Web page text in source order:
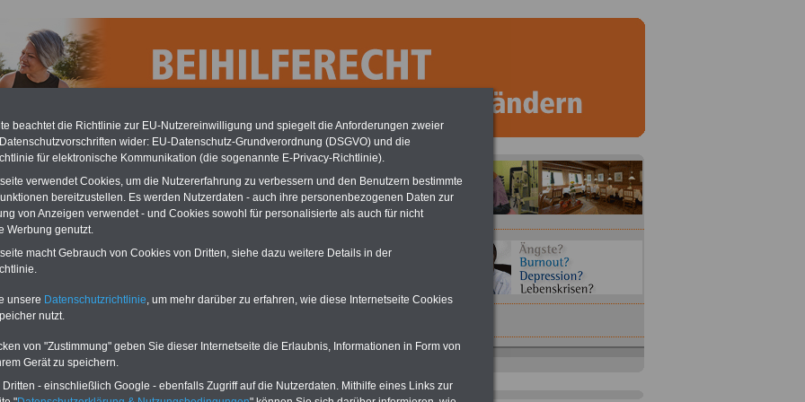
- cts Sankt Rochus Kliniken
Kliniken
Schönborn
53 / 82 - 4005
rochus-kliniken.de
beachtet die Richtlinie zur EU-Nutzereinwilligung und spiegelt die Anforderungen zweier
wider: EU-Datenschutz-Grundverordnung (DSGVO) und die
für elektronische Kommunikation (die sogenannte E-Privacy-Richtlinie).
verwendet Cookies, um die Nutzererfahrung zu verbessern und den Benutzern bestimmte
bereitzustellen. Es werden Nutzerdaten - auch ihre personenbezogenen Daten zur
von Anzeigen verwendet - und Cookies sowohl für personalisierte als auch für nicht
Werbung genutzt.
macht Gebrauch von Cookies von Dritten, siehe dazu weitere Details in der
unsere Datenschutzrichtlinie, um mehr darüber zu erfahren, wie diese Internetseite Cookies
nutzt.
von "Zustimmung" geben Sie dieser Internetseite die Erlaubnis, Informationen in Form von
Gerät zu speichern.
- einschließlich Google - ebenfalls Zugriff auf die Nutzerdaten. Mithilfe eines Links zur